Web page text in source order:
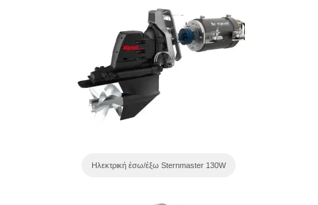
Ηλεκτρική έσω/έξω Sternmaster 130W